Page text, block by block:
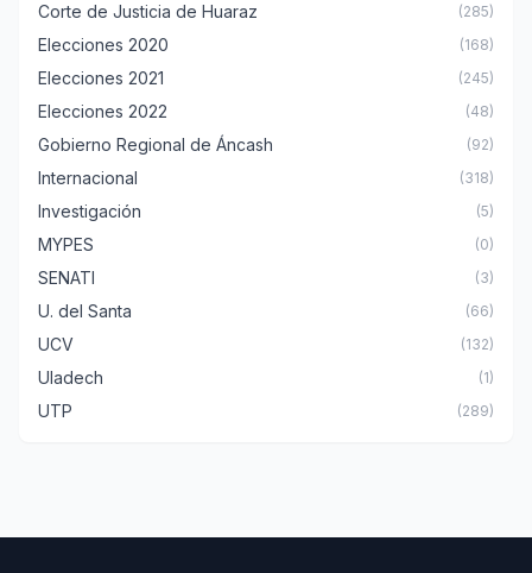
Corte de Justicia de Huaraz (285)
Elecciones 2020 (168)
Elecciones 2021 (245)
Elecciones 2022 (48)
Gobierno Regional de Áncash (92)
Internacional (318)
Investigación (5)
MYPES (0)
SENATI (3)
U. del Santa (66)
UCV (132)
Uladech (1)
UTP (289)